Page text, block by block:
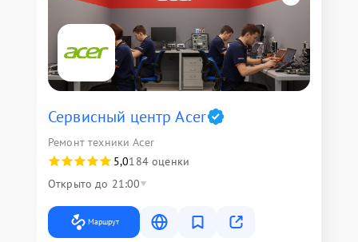
Сервисный центр Acer
Ремонт техники Acer
5,0184 оценки
Открыто до 21:00
Маршрут